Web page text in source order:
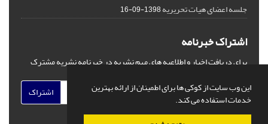
این وب سایت از کوکی ها برای اطمینان از ارائه بهترین
خدمات استفاده می کند.
جلسه اعضای هیات تحریریه1398-09-16
اشتراک خبرنامه
برای دریافت اخبار و اطلاعیه های مهم نشریه در خبرنامه نشریه مشترک
اشتراک